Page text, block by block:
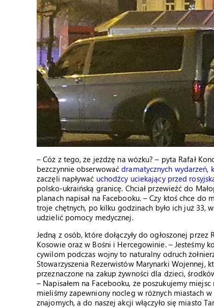
– Cóż z tego, że jeżdżę na wózku? – pyta Rafał
bezczynnie obserwowaćdramatycznych
zaczęli napływać uchodźcy uciekający przed
polsko-ukraińską granicę. Chciał przewieźć do
planach napisał na Facebooku. – Czy ktoś chce do
troje chętnych, po kilku godzinach było ich już 33,
udzielić pomocy medycznej.
Jedną z osób, które dołączyły do ogłoszonej przez
Kosowie oraz w Bośni i Hercegowinie. – Jesteśmy
cywilom podczas wojny to naturalny odruch
Stowarzyszenia Rezerwistów Marynarki Wojennej,
przeznaczone na zakup żywności dla dzieci,
– Napisałem na Facebooku, że poszukujemy
mieliśmy zapewniony nocleg w różnych miastach
znajomych, a do naszej akcji włączyło się miasto